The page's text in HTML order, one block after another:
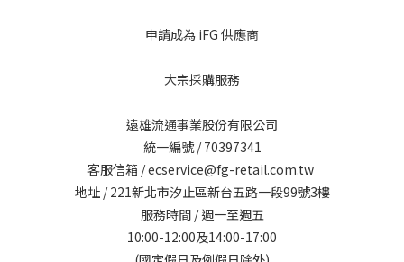
申請成為 iFG 供應商
大宗採購服務
遠雄流通事業股份有限公司
統一編號 / 70397341
客服信箱 / ecservice@fg-retail.com.tw
地址 / 221新北市汐止區新台五路一段99號3樓
服務時間 / 週一至週五
10:00-12:00及14:00-17:00